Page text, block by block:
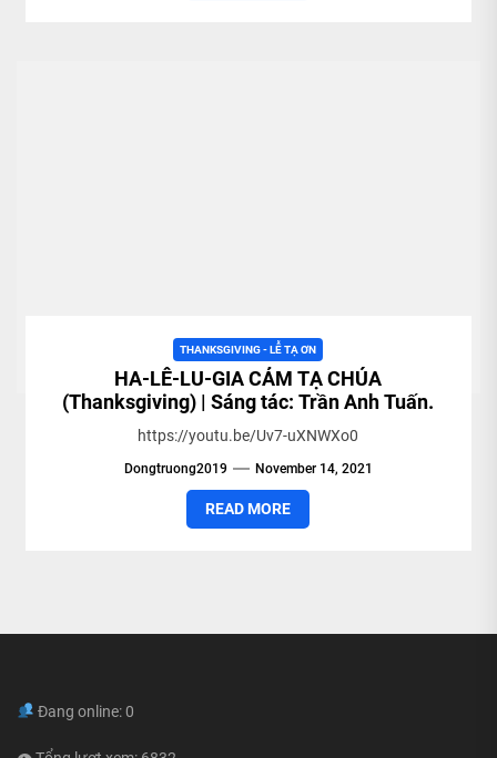
THANKSGIVING - LỄ TẠ ƠN
HA-LÊ-LU-GIA CẢM TẠ CHÚA
(Thanksgiving) | Sáng tác: Trần Anh Tuấn.
https://youtu.be/Uv7-uXNWXo0
Dongtruong2019 November 14, 2021
READ MORE
Đang online: 0